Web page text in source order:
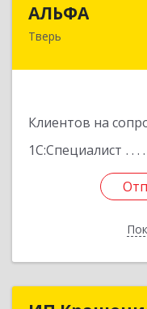
АЛЬФА
Тверь
Клиентов на
1С:Специалист
170002, Тверская